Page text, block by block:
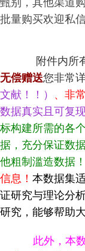
批量购买欢迎私
附件内所
无偿赠送您非常
文献！！） 、 非
数据真实且可复
标构建所需的各
据，充分保证数
他粗制滥造数据！
信息！ 本数据集
证研究与理论分
研究，能够帮助
此外，本数据